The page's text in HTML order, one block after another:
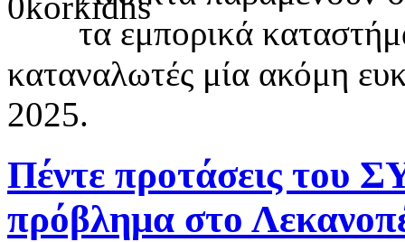
τα εμπορικά
καταναλωτές μία ακόμη
2025.
Πέντε προτάσεις του
πρόβλημα στο